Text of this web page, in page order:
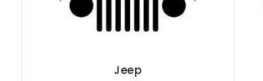
Jeep